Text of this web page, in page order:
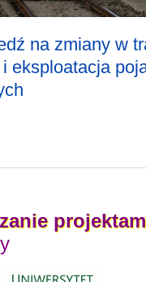
na zmiany w
eksploatacja